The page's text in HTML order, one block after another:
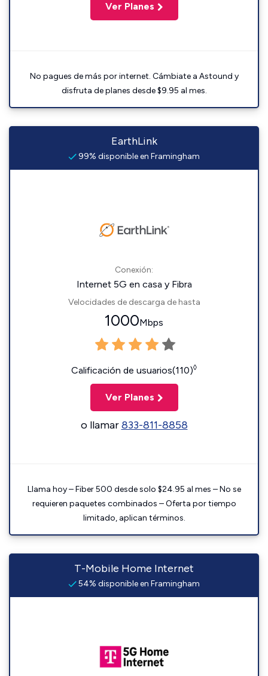
Ver Planes
No pagues de más por internet. Cámbiate a Astound y
disfruta de planes desde $9.95 al mes.
EarthLink
99% disponible en Framingham
Conexión:
Internet 5G en casa y Fibra
Velocidades de descarga de hasta
1000Mbps
Calificación de usuarios(110)◊
Ver Planes
o llamar833-811-8858
Llama hoy – Fiber 500 desde solo $24.95 al mes – No se
requieren paquetes combinados – Oferta por tiempo
limitado, aplican términos.
T-Mobile Home Internet
54% disponible en Framingham